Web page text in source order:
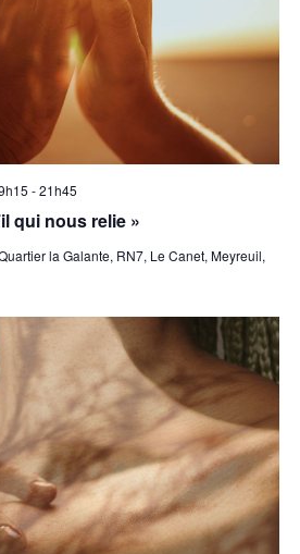
qui nous relie »
-21h45
la Galante, RN7, Le Canet, Meyreuil,